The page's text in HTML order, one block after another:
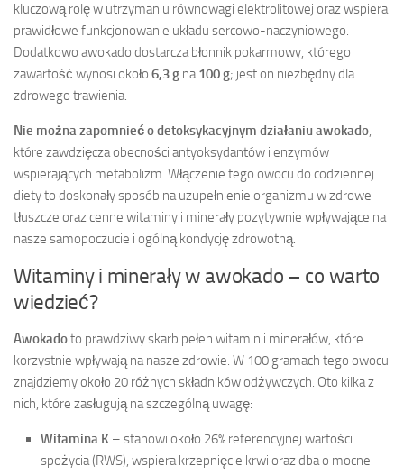
kluczową rolę w utrzymaniu równowagi elektrolitowej oraz wspiera
prawidłowe funkcjonowanie układu sercowo-naczyniowego.
Dodatkowo awokado dostarcza błonnik pokarmowy, którego
zawartość wynosi około 6,3 g na100 g; jest on niezbędny dla
zdrowego trawienia.
Nie można zapomnieć o detoksykacyjnym działaniu awokado,
które zawdzięcza obecności antyoksydantów i enzymów
wspierających metabolizm. Włączenie tego owocu do codziennej
diety to doskonały sposób na uzupełnienie organizmu w zdrowe
tłuszcze oraz cenne witaminy i minerały pozytywnie wpływające na
nasze samopoczucie i ogólną kondycję zdrowotną.
Witaminy i minerały w awokado – co warto
wiedzieć?
Awokadoto prawdziwy skarb pełen witamin i minerałów, które
korzystnie wpływają na nasze zdrowie. W 100 gramach tego owocu
znajdziemy około 20 różnych składników odżywczych. Oto kilka z
nich, które zasługują na szczególną uwagę:
Witamina K – stanowi około 26% referencyjnej wartości
spożycia (RWS), wspiera krzepnięcie krwi oraz dba o mocne